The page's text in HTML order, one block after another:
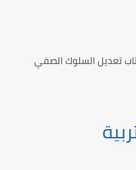
تعديل السلوك الصفي